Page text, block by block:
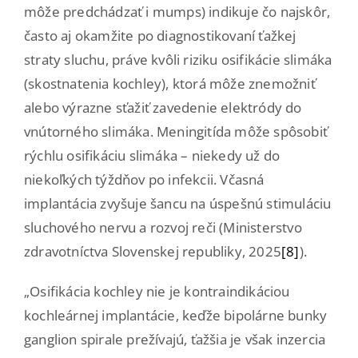
môže predchádzať i mumps) indikuje čo najskôr,
často aj okamžite po diagnostikovaní ťažkej
straty sluchu, práve kvôli riziku osifikácie slimáka
(skostnatenia kochley), ktorá môže znemožniť
alebo výrazne sťažiť zavedenie elektródy do
vnútorného slimáka. Meningitída môže spôsobiť
rýchlu osifikáciu slimáka – niekedy už do
niekoľkých týždňov po infekcii. Včasná
implantácia zvyšuje šancu na úspešnú stimuláciu
sluchového nervu a rozvoj reči (Ministerstvo
zdravotníctva Slovenskej republiky, 2025[8]).
„Osifikácia kochley nie je kontraindikáciou
kochleárnej implantácie, keďže bipolárne bunky
ganglion spirale prežívajú, ťažšia je však inzercia